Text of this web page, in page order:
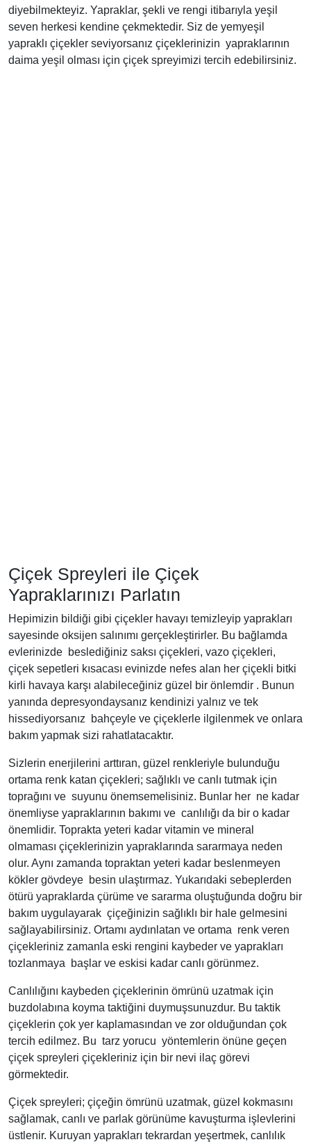
diyebilmekteyiz. Yapraklar, şekli ve rengi itibarıyla yeşil
seven herkesi kendine çekmektedir. Siz de yemyeşil
yapraklı çiçekler seviyorsanız çiçeklerinizin yapraklarının
daima yeşil olması için çiçek spreyimizi tercih edebilirsiniz.
Çiçek Spreyleri ile Çiçek
Yapraklarınızı Parlatın
Hepimizin bildiği gibi çiçekler havayı temizleyip yaprakları
sayesinde oksijen salınımı gerçekleştirirler. Bu bağlamda
evlerinizde beslediğiniz saksı çiçekleri, vazo çiçekleri,
çiçek sepetleri kısacası evinizde nefes alan her çiçekli bitki
kirli havaya karşı alabileceğiniz güzel bir önlemdir . Bunun
yanında depresyondaysanız kendinizi yalnız ve tek
hissediyorsanız bahçeyle ve çiçeklerle ilgilenmek ve onlara
bakım yapmak sizi rahatlatacaktır.
Sizlerin enerjilerini arttıran, güzel renkleriyle bulunduğu
ortama renk katan çiçekleri; sağlıklı ve canlı tutmak için
toprağını ve suyunu önemsemelisiniz. Bunlar her ne kadar
önemliyse yapraklarının bakımı ve canlılığı da bir o kadar
önemlidir. Toprakta yeteri kadar vitamin ve mineral
olmaması çiçeklerinizin yapraklarında sararmaya neden
olur. Aynı zamanda topraktan yeteri kadar beslenmeyen
kökler gövdeye besin ulaştırmaz. Yukarıdaki sebeplerden
ötürü yapraklarda çürüme ve sararma oluştuğunda doğru bir
bakım uygulayarak çiçeğinizin sağlıklı bir hale gelmesini
sağlayabilirsiniz. Ortamı aydınlatan ve ortama renk veren
çiçekleriniz zamanla eski rengini kaybeder ve yaprakları
tozlanmaya başlar ve eskisi kadar canlı görünmez.
Canlılığını kaybeden çiçeklerinin ömrünü uzatmak için
buzdolabına koyma taktiğini duymuşsunuzdur. Bu taktik
çiçeklerin çok yer kaplamasından ve zor olduğundan çok
tercih edilmez. Bu tarz yorucu yöntemlerin önüne geçen
çiçek spreyleri çiçekleriniz için bir nevi ilaç görevi
görmektedir.
Çiçek spreyleri; çiçeğin ömrünü uzatmak, güzel kokmasını
sağlamak, canlı ve parlak görünüme kavuşturma işlevlerini
üstlenir. Kuruyan yaprakları tekrardan yeşertmek, canlılık